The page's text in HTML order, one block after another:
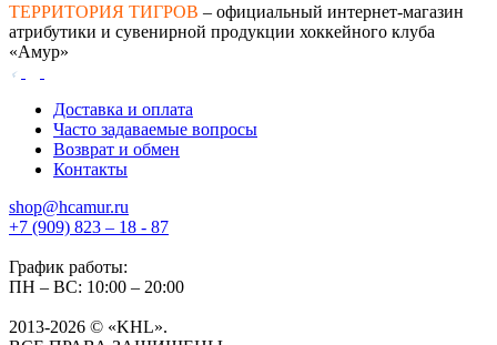
ТЕРРИТОРИЯ ТИГРОВ – официальный интернет-магазин
атрибутики и сувенирной продукции хоккейного клуба
«Амур»
Доставка и оплата
Часто задаваемые вопросы
Возврат и обмен
Контакты
shop@hcamur.ru
+7 (909) 823 – 18 - 87
График работы:
ПН – ВС: 10:00 – 20:00
2013-2026 © «KHL».